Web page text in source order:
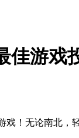
佳游戏
戏！无论南北，